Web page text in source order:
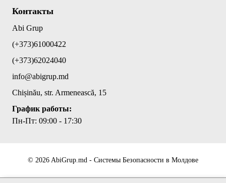
Контакты
Abi Grup
(+373)61000422
(+373)62024040
info@abigrup.md
Chișinău, str. Armenească, 15
График работы:
Пн-Пт: 09:00 - 17:30
© 2026 AbiGrup.md - Системы Безопасности в Молдове